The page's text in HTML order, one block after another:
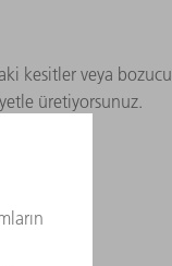
kesitler veya bozucu
üretiyorsunuz.